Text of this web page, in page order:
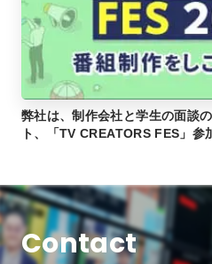
弊社は、制作会社と学生の面談
ト、「TV CREATORS FES」参
Contact